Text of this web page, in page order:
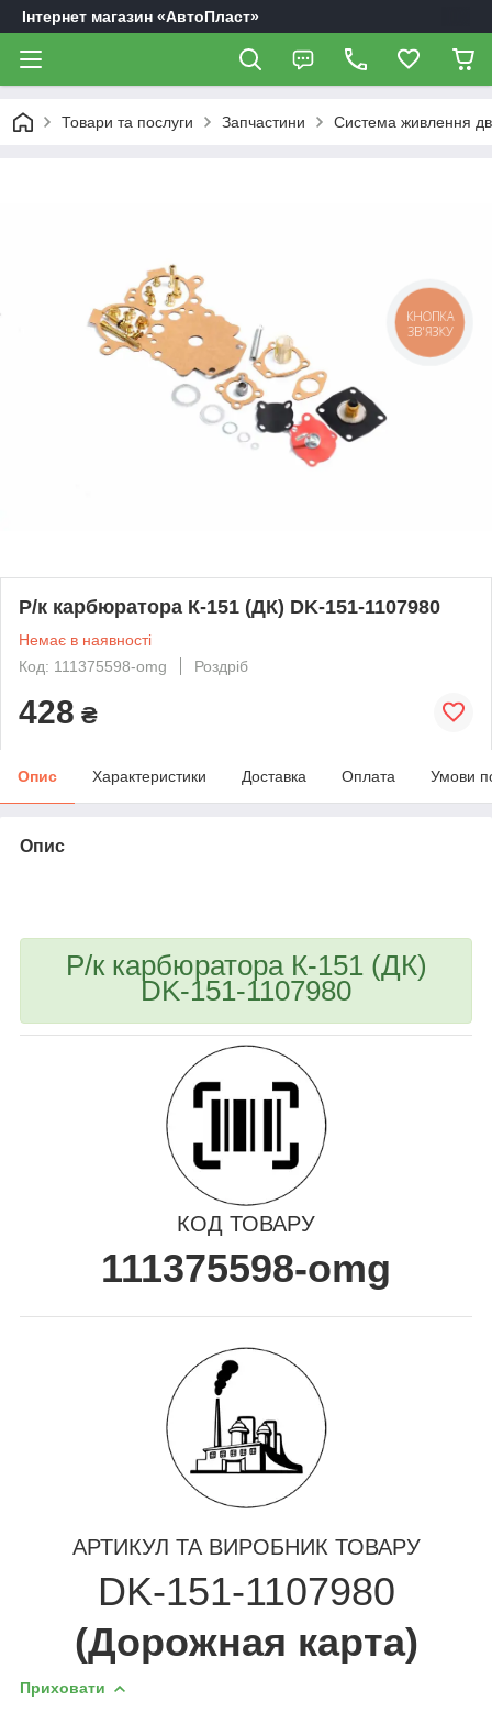
Інтернет магазин «АвтоПласт»
Товари та послуги Запчастини Система живлення
Р/к карбюратора К-151 (ДК) DK-151-1107980
Немає в наявності
Код: 111375598-omg
Роздріб
428 ₴
Опис Характеристики Доставка Оплата Умови
Опис
Р/к карбюратора К-151 (ДК)
DK-151-1107980
КОД ТОВАРУ
111375598-omg
АРТИКУЛ ТА ВИРОБНИК ТОВАРУ
DK-151-1107980
(Дорожная карта)
Приховати
КНОПКА
ЗВ'ЯЗКУ